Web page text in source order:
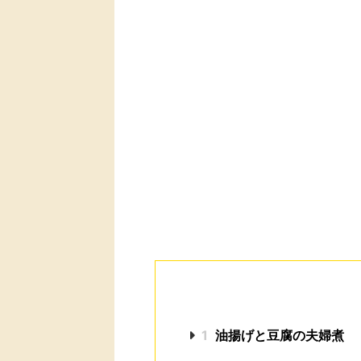
1 油揚げと豆腐の夫婦煮